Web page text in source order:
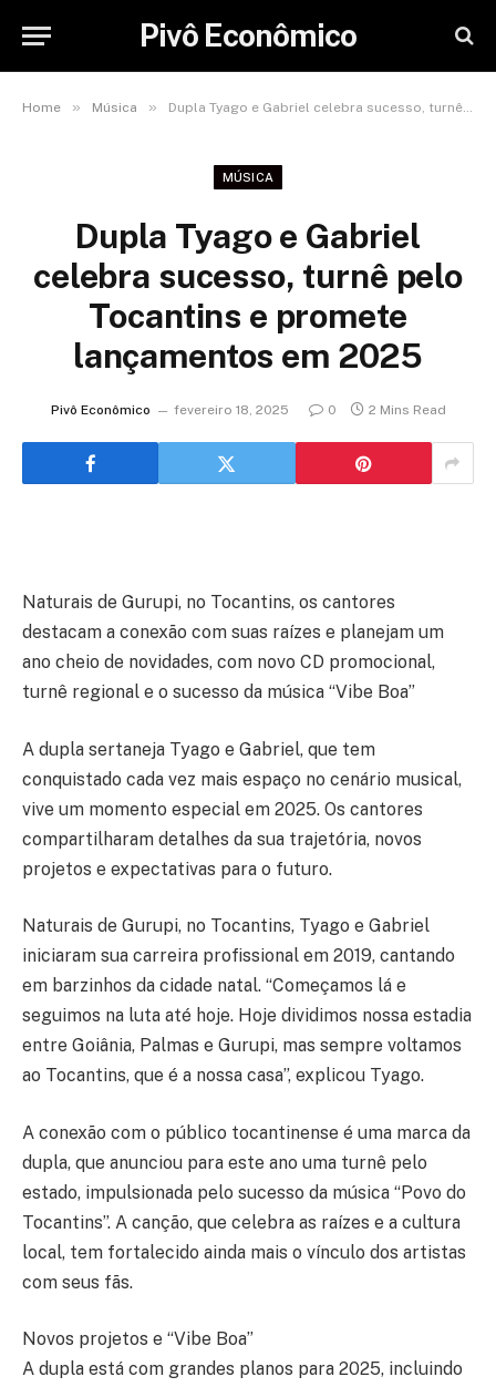
Pivô Econômico
Home » Música » Dupla Tyago e Gabriel celebra sucesso, turnê pelo Tocantins e promete lançamentos em 2025
MÚSICA
Dupla Tyago e Gabriel
celebra sucesso, turnê pelo
Tocantins e promete
lançamentos em 2025
Pivô Econômico fevereiro 18, 2025 0 2 Mins Read
Naturais de Gurupi, no Tocantins, os cantores
destacam a conexão com suas raízes e planejam um
ano cheio de novidades, com novo CD promocional,
turnê regional e o sucesso da música “Vibe Boa”
A dupla sertaneja Tyago e Gabriel, que tem
conquistado cada vez mais espaço no cenário musical,
vive um momento especial em 2025. Os cantores
compartilharam detalhes da sua trajetória, novos
projetos e expectativas para o futuro.
Naturais de Gurupi, no Tocantins, Tyago e Gabriel
iniciaram sua carreira profissional em 2019, cantando
em barzinhos da cidade natal. “Começamos lá e
seguimos na luta até hoje. Hoje dividimos nossa estadia
entre Goiânia, Palmas e Gurupi, mas sempre voltamos
ao Tocantins, que é a nossa casa”, explicou Tyago.
A conexão com o público tocantinense é uma marca da
dupla, que anunciou para este ano uma turnê pelo
estado, impulsionada pelo sucesso da música “Povo do
Tocantins”. A canção, que celebra as raízes e a cultura
local, tem fortalecido ainda mais o vínculo dos artistas
com seus fãs.
Novos projetos e “Vibe Boa”
A dupla está com grandes planos para 2025, incluindo